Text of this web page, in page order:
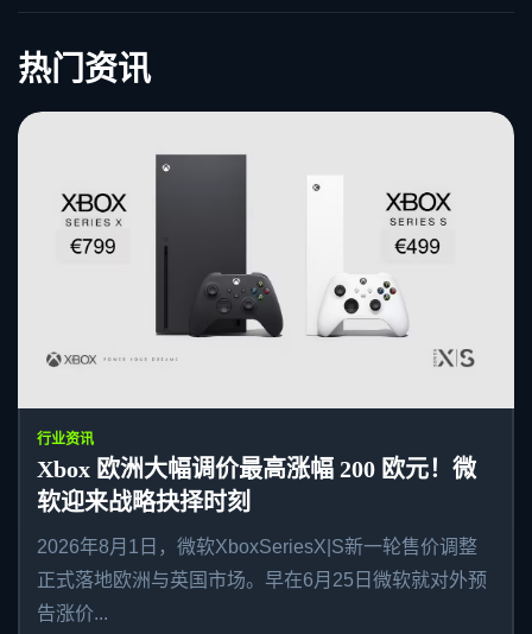
热门资讯
行业资讯
Xbox 欧洲大幅调价最高涨幅 200 欧元！微
软迎来战略抉择时刻
2026年8月1日，微软XboxSeriesX|S新一轮售价调整
正式落地欧洲与英国市场。早在6月25日微软就对外预
告涨价...